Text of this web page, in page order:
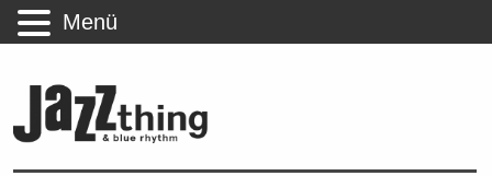
Menü